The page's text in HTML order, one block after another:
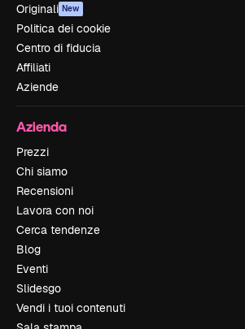
Originali New
Politica dei cookie
Centro di fiducia
Affiliati
Aziende
Azienda
Prezzi
Chi siamo
Recensioni
Lavora con noi
Cerca tendenze
Blog
Eventi
Slidesgo
Vendi i tuoi contenuti